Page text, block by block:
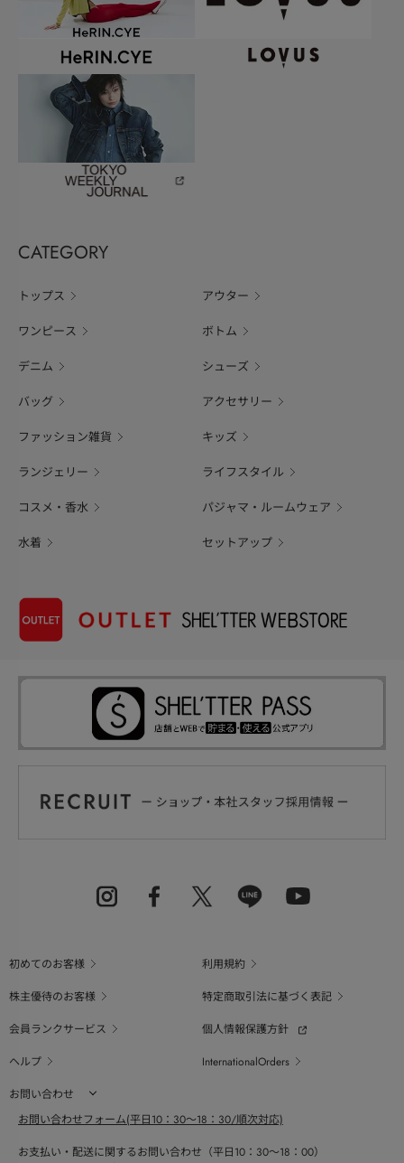
CATEGORY
トップス アウター
ワンピース ボトム
デニム シューズ
バッグ アクセサリー
ファッション雑貨 キッズ
ランジェリー ライフスタイル
コスメ・香水 パジャマ・ルームウェア
水着 セットアップ
初めてのお客様
利用規約
株主優待のお客様
特定商取引法に基づく表記
会員ランクサービス
個人情報保護方針
ヘルプ
InternationalOrders
お問い合わせ
お問い合わせフォーム(平日10：30～18：30/順次対応)
お支払い・配送に関するお問い合わせ（平日10：30～18：00）